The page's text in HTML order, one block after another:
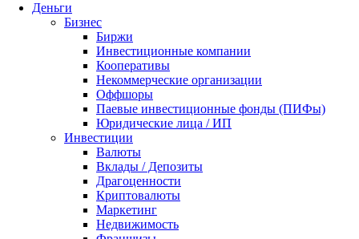
Деньги
Бизнес
Биржи
Инвестиционные компании
Кооперативы
Некоммерческие организации
Оффшоры
Паевые инвестиционные фонды (ПИФы)
Юридические лица / ИП
Инвестиции
Валюты
Вклады / Депозиты
Драгоценности
Криптовалюты
Маркетинг
Недвижимость